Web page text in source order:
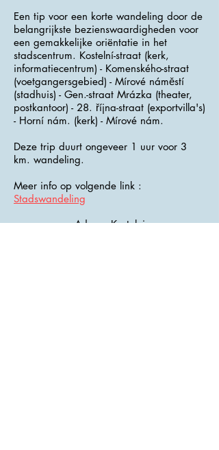
Een tip voor een korte wandeling door de
belangrijkste bezienswaardigheden voor
een gemakkelijke oriëntatie in het
stadscentrum. Kostelní-straat (kerk,
informatiecentrum) - Komenského-straat
(voetgangersgebied) - Mírové náměstí
(stadhuis) - Gen.-straat Mrázka (theater,
postkantoor) - 28. října-straat (exportvilla's)
- Horní nám. (kerk) - Mírové nám.
Deze trip duurt ongeveer 1 uur voor 3
km. wandeling.
Meer info op volgende link :
Stadswandeling
>>> Adres : Kostelni <<<